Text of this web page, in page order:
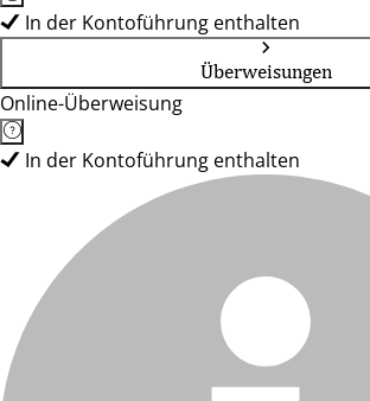
In der Kontoführung enthalten
Überweisungen
Online-Überweisung
In der Kontoführung enthalten